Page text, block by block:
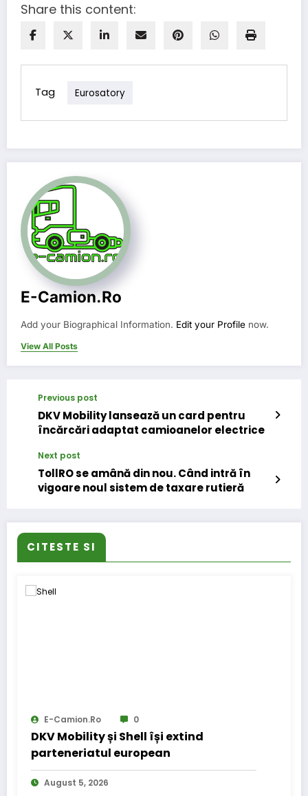
Share this content:
Tag Eurosatory
E-Camion.ro
Add your Biographical Information. Edit your Profile now.
View All Posts
Previous post
DKV Mobility lansează un card pentru
încărcări adaptat camioanelor electrice
Next post
TollRO se amână din nou. Când intră în
vigoare noul sistem de taxare rutieră
CITESTE SI
E-Camion.ro 0
DKV Mobility și Shell își extind
parteneriatul european
August 5, 2026